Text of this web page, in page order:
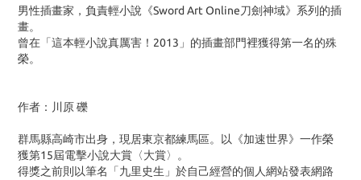
男性插畫家，負責輕小說《Sword Art Online刀劍神域》系列的插
畫。
曾在「這本輕小說真厲害！2013」的插畫部門裡獲得第一名的殊
榮。
作者：川原 礫
群馬縣高崎市出身，現居東京都練馬區。以《加速世界》一作榮
獲第15屆電擊小說大賞〈大賞〉。
得獎之前則以筆名「九里史生」於自己經營的個人網站發表網路